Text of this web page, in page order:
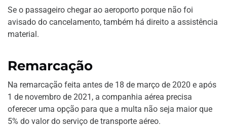
Se o passageiro chegar ao aeroporto porque não foi
avisado do cancelamento, também há direito a assistência
material.
Remarcação
Na remarcação feita antes de 18 de março de 2020 e após
1 de novembro de 2021, a companhia aérea precisa
oferecer uma opção para que a multa não seja maior que
5% do valor do serviço de transporte aéreo.